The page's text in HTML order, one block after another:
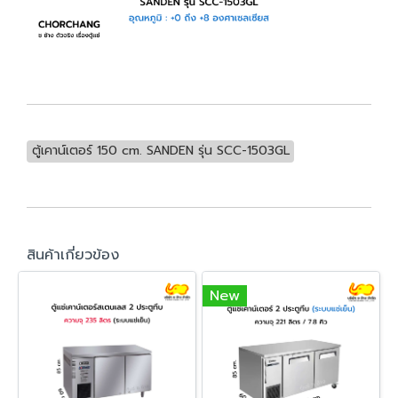
ตู้เคาน์เตอร์ 150 cm. SANDEN รุ่น SCC-1503GL
สินค้าเกี่ยวข้อง
New